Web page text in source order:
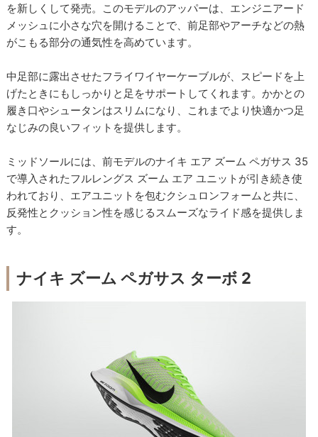
を新しくして発売。このモデルのアッパーは、エンジニアード
メッシュに小さな穴を開けることで、前足部やアーチなどの熱
がこもる部分の通気性を高めています。
中足部に露出させたフライワイヤーケーブルが、スピードを上
げたときにもしっかりと足をサポートしてくれます。かかとの
履き口やシュータンはスリムになり、これまでより快適かつ足
なじみの良いフィットを提供します。
ミッドソールには、前モデルのナイキ エア ズーム ペガサス 35
で導入されたフルレングス ズーム エア ユニットが引き続き使
われており、エアユニットを包むクシュロンフォームと共に、
反発性とクッション性を感じるスムーズなライド感を提供しま
す。
ナイキ ズーム ペガサス ターボ 2